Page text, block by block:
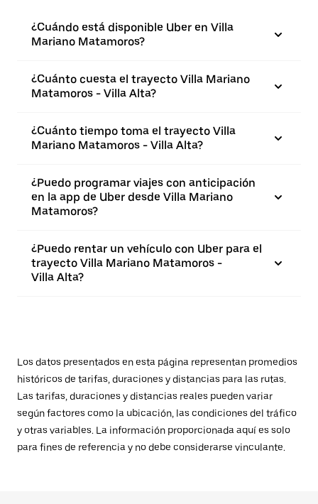
¿Cuándo está disponible Uber en Villa
Mariano Matamoros?
¿Cuánto cuesta el trayecto Villa Mariano
Matamoros - Villa Alta?
¿Cuánto tiempo toma el trayecto Villa
Mariano Matamoros - Villa Alta?
¿Puedo programar viajes con anticipación
en la app de Uber desde Villa Mariano
Matamoros?
¿Puedo rentar un vehículo con Uber para el
trayecto Villa Mariano Matamoros -
Villa Alta?
Los datos presentados en esta página representan promedios
históricos de tarifas, duraciones y distancias para las rutas.
Las tarifas, duraciones y distancias reales pueden variar
según factores como la ubicación, las condiciones del tráfico
y otras variables. La información proporcionada aquí es solo
para fines de referencia y no debe considerarse vinculante.